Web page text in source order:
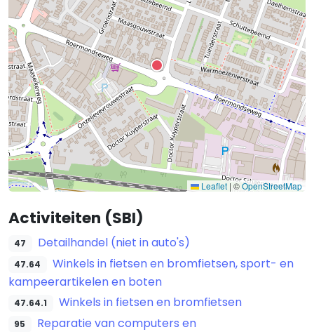
Leaflet | ©OpenStreetMap
Activiteiten (SBI)
47 Detailhandel (niet in auto's)
47.64
Winkels in fietsen en bromfietsen, sport- en
kampeerartikelen en boten
47.64.1 Winkels in fietsen en bromfietsen
95
Reparatie van computers en